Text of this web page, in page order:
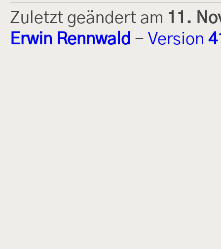
Zuletzt geändert am 11.
Erwin Rennwald - Version